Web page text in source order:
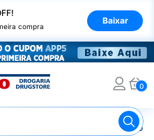
compra
Baixar
0
Remédio para Sistema Nervoso